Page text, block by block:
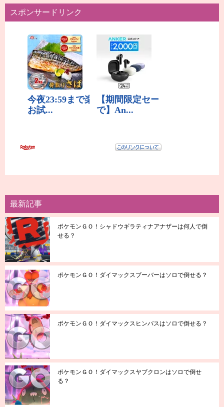
スポンサードリンク
最新記事
ポケモンＧＯ！シャドウギラティナアナザーは何人で倒
せる？
ポケモンＧＯ！ダイマックスブーバーはソロで倒せる？
ポケモンＧＯ！ダイマックスヒンバスはソロで倒せる？
ポケモンＧＯ！ダイマックスヤブクロンはソロで倒せ
る？